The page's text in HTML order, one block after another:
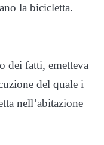
la bicicletta.
dei fatti, emetteva
del quale i
nell’abitazione